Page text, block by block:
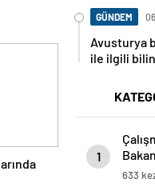
GÜNDEM
Avusturya
ile ilgili
1
633